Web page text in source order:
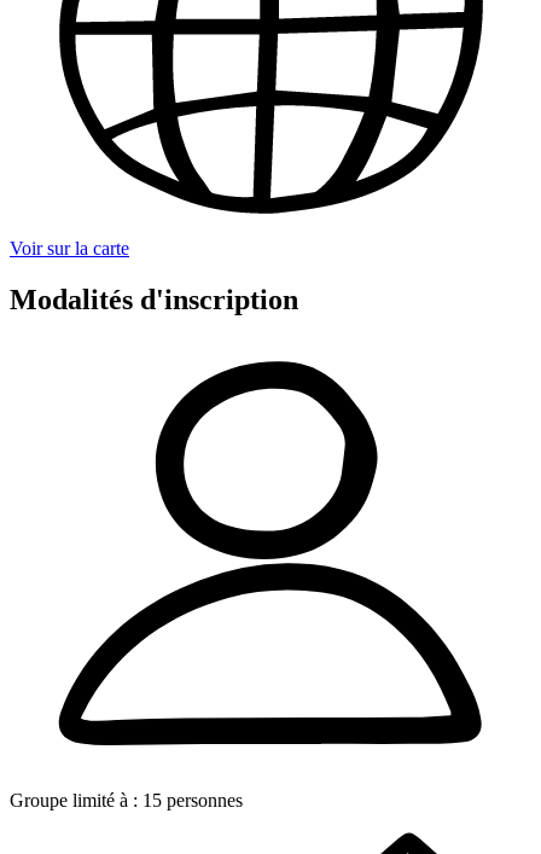
Voir sur la carte
Modalités d'inscription
Groupe limité à : 15 personnes